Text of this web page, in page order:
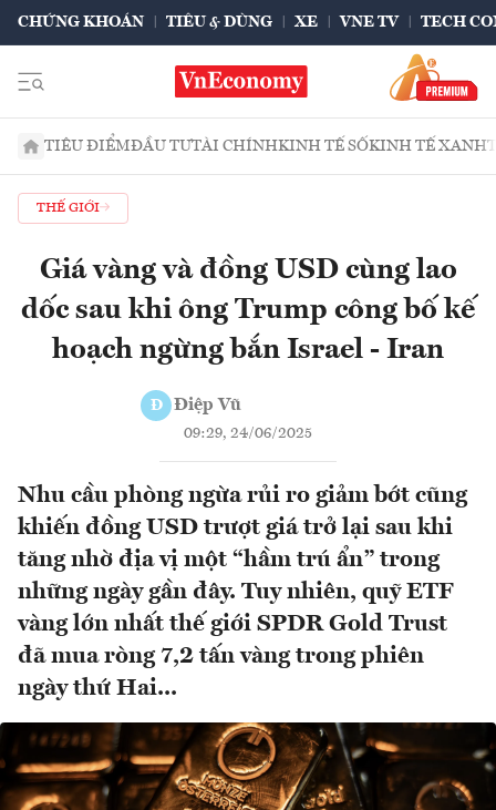
CHỨNG KHOÁN TIÊU & DÙNG XE VNE TV TECH
TIÊU ĐIỂMĐẦU TƯTÀI CHÍNHKINH TẾ SỐKINH TẾ XANH
THẾ GIỚI
Giá vàng và đồng USD cùng lao
dốc sau khi ông Trump công bố kế
hoạch ngừng bắn Israel - Iran
Đ Điệp Vũ
09:29, 24/06/2025
Nhu cầu phòng ngừa rủi ro giảm bớt cũng
khiến đồng USD trượt giá trở lại sau khi
tăng nhờ địa vị một “hầm trú ẩn” trong
những ngày gần đây. Tuy nhiên, quỹ ETF
vàng lớn nhất thế giới SPDR Gold Trust
đã mua ròng 7,2 tấn vàng trong phiên
ngày thứ Hai...